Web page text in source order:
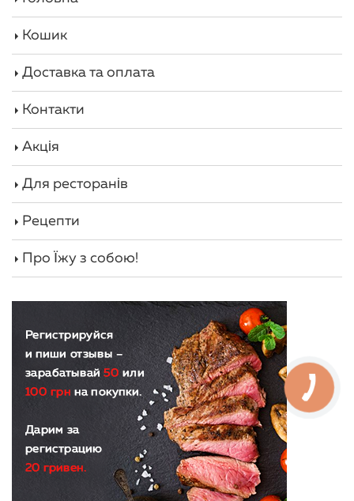
Кошик
Доставка та оплата
Контакти
Акція
Для ресторанів
Рецепти
Про Їжу з собою!